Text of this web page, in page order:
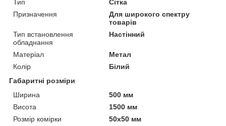
Тип
Сітка
Призначення
Для широкого спектру
товарів
Тип встановлення
обладнання
Настінний
Матеріал
Метал
Колір
Білий
Габаритні розміри
Ширина
500 мм
Висота
1500 мм
Розмір комірки
50х50 мм